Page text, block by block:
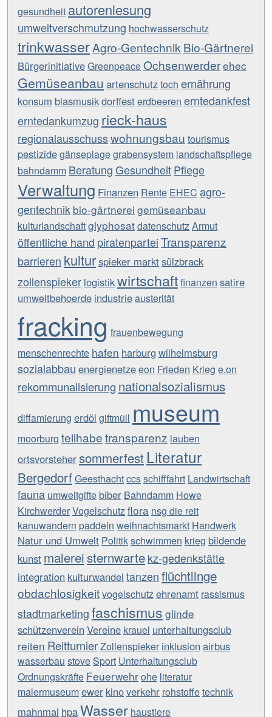
gesundheit autorenlesung
umweltverschmutzung hochwasserschutz
trinkwasserAgro-Gentechnik Bio-Gärtnerei
BürgerinitiativeGreenpeaceOchsenwerderehec
Gemüseanbau artenschutztoch ernährung
konsum blasmusikdorffesterdbeeren erntedankfest
erntedankumzug rieck-haus
regionalausschusswohnungsbau tourismus
pestizidegänseplagegrabensystem landschaftspflege
bahndamm BeratungGesundheitPflege
Verwaltung Finanzen Rente EHEC agro-
gentechnik bio-gärtnerei gemüseanbau
kulturlandschaftglyphosatdatenschutzArmut
öffentliche hand piratenparteiTransparenz
barrieren kulturspieker marktsülzbrack
zollenspieker logistikwirtschaftfinanzen satire
umweltbehoerde industrieausterität
fracking frauenbewegung
menschenrechte hafen harburg wilhelmsburg
sozialabbau energienetzeeon Frieden Krieg e.on
rekommunalisierung nationalsozialismus
diffamierung erdöl giftmüll museum
moorburg teilhabetransparenz lauben
ortsvorsteher sommerfest Literatur
BergedorfGeesthachtccsschifffahrt Landwirtschaft
fauna umweltgifte biber Bahndamm Howe
KirchwerderVogelschutzflora nsg die reit
kanuwandern paddeln weihnachtsmarkt Handwerk
Natur und Umwelt Politikschwimmen krieg bildende
kunst malerei sternwartekz-gedenkstätte
integration kulturwandel tanzenflüchtlinge
obdachlosigkeitvogelschutzehrenamt rassismus
stadtmarketingfaschismus glinde
schützenverein Vereine krauel unterhaltungsclub
reiten ReitturnierZollenspieker inklusion airbus
wasserbau stove Sport Unterhaltungsclub
Ordnungskräfte Feuerwehrohe literatur
malermuseumewer kinoverkehr rohstoffetechnik
mahnmal hpaWasser haustiere